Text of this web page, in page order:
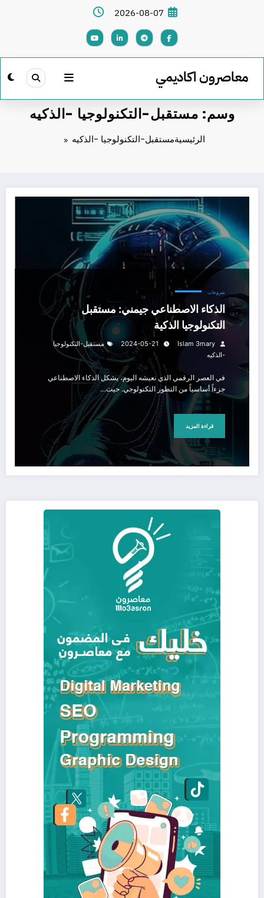
2026-08-07
معاصرون اكاديمي
وسم: مستقبل-التكنولوجيا -الذكيه
الرئيسيةمستقبل-التكنولوجيا -الذكيه
الذكاء الاصطناعي جيمني: مستقبل التكنولوجيا الذكية
شروحات
الذكاء الاصطناعي جيمني: مستقبل
التكنولوجيا الذكية
Islam 3mary
2024-05-21
مستقبل-التكنولوجيا
-الذكيه
في العصر الرقمي الذي نعيشه اليوم، يشكل الذكاء الاصطناعي
جزءاً أساسياً من التطور التكنولوجي. حيث…
قراءة المزيد